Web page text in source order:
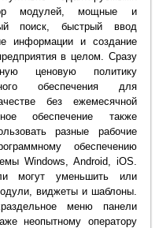
модулей, мощные и
поиск, быстрый ввод
информации и создание
в целом. Сразу
ценовую политику
обеспечения для
без ежемесячной
обеспечение также
разные рабочие
обеспечению
Windows, Android, iOS.
могут уменьшить или
виджеты и шаблоны.
меню панели
неопытному оператору